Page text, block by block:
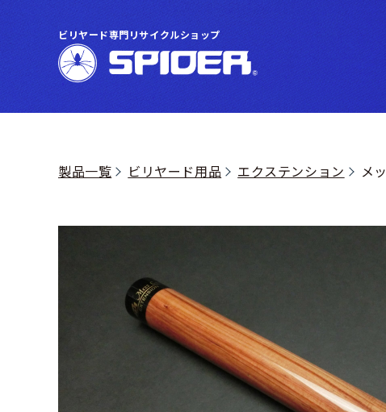
ビリヤード専門リサイクルショップ
製品一覧 ビリヤード用品 エクステンション メ